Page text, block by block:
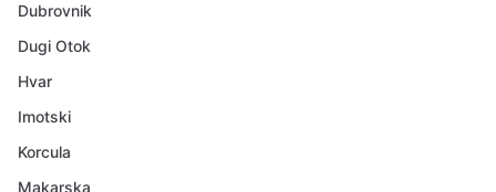
Dubrovnik
Dugi Otok
Hvar
Imotski
Korcula
Makarska